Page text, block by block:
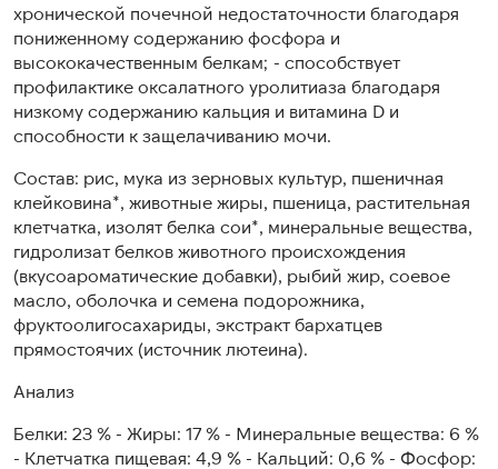
хронической почечной недостаточности благодаря
пониженному содержанию фосфора и
высококачественным белкам; - способствует
профилактике оксалатного уролитиаза благодаря
низкому содержанию кальция и витамина D и
способности к защелачиванию мочи.
Состав: рис, мука из зерновых культур, пшеничная
клейковина*, животные жиры, пшеница, растительная
клетчатка, изолят белка сои*, минеральные вещества,
гидролизат белков животного происхождения
(вкусоароматические добавки), рыбий жир, соевое
масло, оболочка и семена подорожника,
фруктоолигосахариды, экстракт бархатцев
прямостоячих (источник лютеина).
Анализ
Белки: 23 % - Жиры: 17 % - Минеральные вещества: 6 %
- Клетчатка пищевая: 4,9 % - Кальций: 0,6 % - Фосфор: